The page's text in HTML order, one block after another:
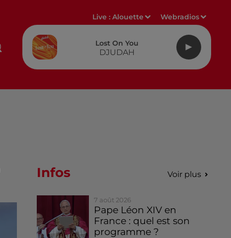
Live :Alouette Webradios
Lost On You
DJUDAH
Infos Voir plus
7 août 2026
Pape Léon XIV en
France : quel est son
programme ?